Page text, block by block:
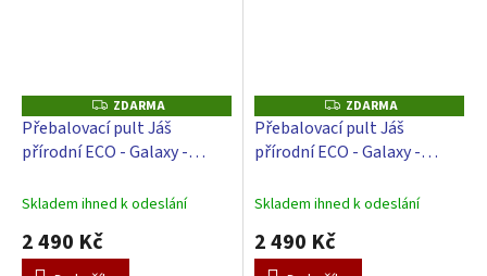
Z
D
A
R
ZDARMA
Přebalovací pult Jáš
přírodní ECO - Galaxy -
Skladem ihned k odeslání
2 490 Kč
Z
D
A
R
ZDARMA
Přebalovací pult Jáš
přírodní ECO - Galaxy -
Skladem ihned k odeslání
2 490 Kč